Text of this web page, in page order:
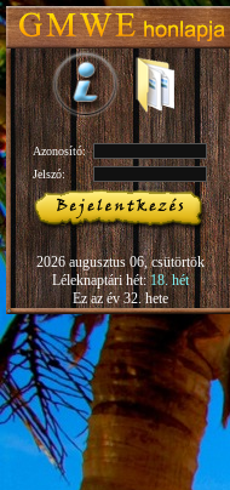
Azonosító:
Jelszó:
2026 augusztus 06, csütörtök
Léleknaptári hét:18. hét
Ez az év 32. hete